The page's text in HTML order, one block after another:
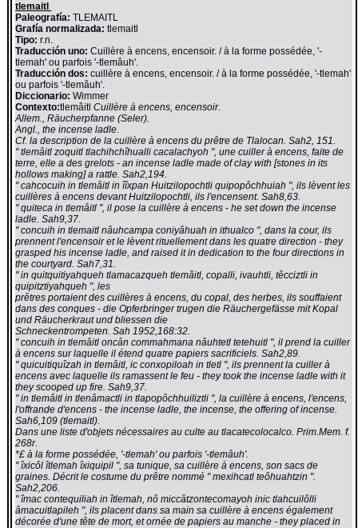
tlemaitl
Paleografía: TLEMAITL
Grafía normalizada: tlemaitl
Tipo: r.n.
Traducción uno: Cuillère à encens, encensoir. / à la forme possédée, '-
tlemah' ou parfois '-tlemâuh'.
Traducción dos: cuillère à encens, encensoir. / à la forme possédée, '-tlemah'
ou parfois '-tlemâuh'.
Diccionario:Wimmer
Contexto:tlemâitlCuillère à encens, encensoir.
Allem., Räucherpfanne (Seler).
Angl., the incense ladle.
Cf. la description de la cuillère à encens du prêtre de Tlalocan. Sah2, 151.
" tlemâitl zoquitl tlachihchîhualli cacalachyoh ", une cuiller à encens, faite de
terre, elle a des grelots - an incense ladle made of clay with [stones in its
hollows making] a rattle. Sah2,194.
" cahcocuih in tlemâitl in îîxpan Huitzilopochtli quipopôchhuiah ", ils lèvent les
cuillères à encens devant Huitzilopochtli, ils l'encensent. Sah8,63.
" quiteca in tlemâitl ", il pose la cuillère à encens - he set down the incense
ladle. Sah9,37.
" concuih in tlemaitl nâuhcampa coniyâhuah in ithualco ", dans la cour, ils
prennent l'encensoir et le lèvent rituellement dans les quatre direction - they
grasped his incense ladle, and raised it in dedication to the four directions in
the courtyard. Sah7,31.
" in quitquitiyahqueh tlamacazqueh tlemâitl, copalli, ivauhtli, têcciztli in
quipitztiyahqueh ", les
prêtres portaient des cuillères à encens, du copal, des herbes, ils souffaient
dans des conques - die Opferbringer trugen die Räuchergefässe mit Kopal
und Räucherkraut und bliessen die
Schneckentrompeten. Sah 1952,168:32.
" concuih in tlemâitl oncân commahmana nâuhtetl tetehuitl ", il prend la cuiller
à encens sur laquelle il étend quatre papiers sacrificiels. Sah2,89.
" quicuitiquîzah in tlemâitl, ic conxopiloah in tletl ", ils prennent la cuiller à
encens avec laquelle ils ramassent le feu - they took the incense ladle with it
they scooped up fire. Sah9,37.
" in tlemâitl in tlenâmactli in tlapopôchhuiliztli ", la cuillère à encens, l'encens,
l'offrande d'encens - the incense ladle, the incense, the offering of incense.
Sah6,109 (tlemaitl).
Dans une liste d'objets nécessaires au culte au tlacatecolocalco. Prim.Mem. f.
268r.
*£ à la forme possédée, '-tlemah' ou parfois '-tlemâuh'.
" îxicôl îtlemah îxiquipil ", sa tunique, sa cuillère à encens, son sacs de
graines. Décrit le costume du prêtre nommé " mexihcatl teôhuahtzin ".
Sah2,206.
" îmac contequiliah in îtlemah, nô miccâtzontecomayoh inic tlahcuilôlli
âmacuitlapileh ", ils placent dans sa main sa cuillère à encens également
décorée d'une tête de mort, et ornée de papiers au manche - they placed in